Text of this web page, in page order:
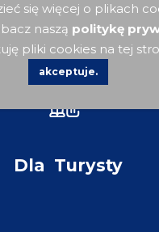
Dla Turysty
się więcej o plikach
naszą politykę
pliki cookies na tej
akceptuje.